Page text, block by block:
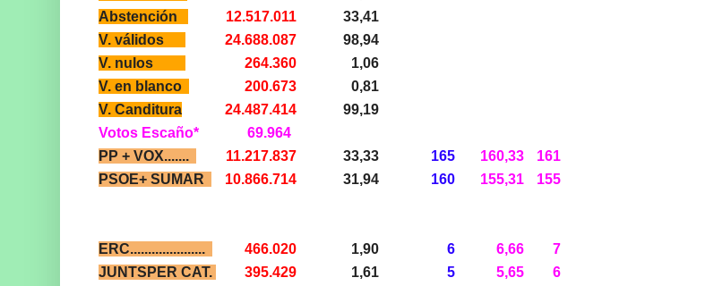
Abstención
12.517.011
33,41
V. válidos
24.688.087
98,94
V. nulos
264.360
1,06
V. en blanco
200.673
0,81
V. Canditura
24.487.414
99,19
Votos Escaño*
69.964
PP + VOX.......
11.217.837 33,33 165 160,33
161
PSOE+ SUMAR
10.866.714 31,94 160 155,31 155
ERC..................... 466.020 1,90 6 6,66
7
JUNTSPER CAT.
395.429 1,61 5 5,65
6